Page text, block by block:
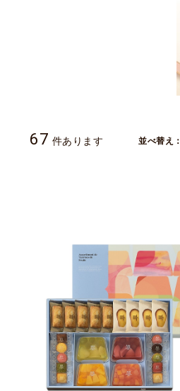
67 件あります 並べ替え：